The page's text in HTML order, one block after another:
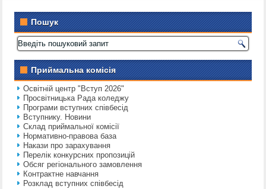
Пошук
Приймальна комісія
Освітній центр "Вступ 2026"
Просвітницька Рада коледжу
Програми вступних співбесід
Вступнику. Новини
Склад приймальної комісії
Нормативно-правова база
Накази про зарахування
Перелік конкурсних пропозицій
Обсяг регіонального замовлення
Контрактне навчання
Розклад вступних співбесід